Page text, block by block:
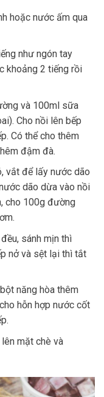
hoặc nước ấm qua
như ngón tay
khoảng 2 tiếng rồi
và 100ml sữa
Cho nồi lên bếp
Có thể cho thêm
đậm đà.
vắt để lấy nước dão
dão dừa vào nồi
cho 100g đường
sánh mịn thì
nở và sệt lại thì tắt
năng hòa thêm
hỗn hợp nước cốt
mặt chè và